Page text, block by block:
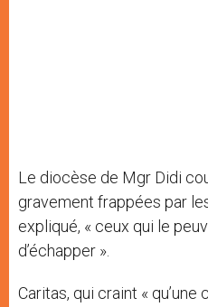
Le diocèse de Mgr Didi
gravement frappées par
expliqué, « ceux qui le
d’échapper ».
Caritas, qui craint «